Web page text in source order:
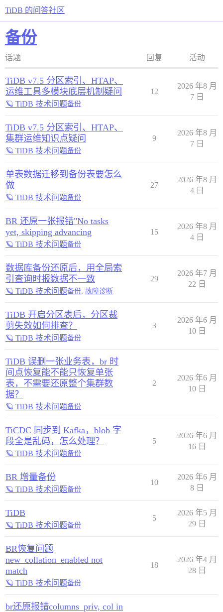
TiDB 的问答社区
备份
话题 回复 活动
TiDB v7.5 分区索引、HTAP、
运维工具多模块底层机制疑问
🪐 TiDB 技术问题备份
12
2026 年8 月
7 日
TiDB v7.5 分区索引、HTAP、
集群运维知识点疑问
🪐 TiDB 技术问题备份
9
2026 年8 月
7 日
单表数据迁移到备份表要怎么
做
🪐 TiDB 技术问题备份
27
2026 年8 月
4 日
BR 还原一张报错"No tasks
yet, skipping advancing
🪐 TiDB 技术问题备份
15
2026 年8 月
4 日
数据库备份还原后，用全局索
引查询时报数据不一致
🪐 TiDB 技术问题备份 故障诊断
29
2026 年7 月
22 日
TiDB 开启分区表后，分区裁
剪失效如何排查？
🪐 TiDB 技术问题备份
3
2026 年6 月
10 日
TiDB 误删一张业务表，br 时
间点恢复能不能只恢复单张
表，不需要还原整个集群数
据？
🪐 TiDB 技术问题备份
2
2026 年6 月
10 日
TiCDC 同步到 Kafka，blob 字
段全是乱码，怎么处理？
🪐 TiDB 技术问题备份
5
2026 年6 月
16 日
BR 增量备份
🪐 TiDB 技术问题备份
10
2026 年6 月
8 日
TiDB
🪐 TiDB 技术问题备份
5
2026 年5 月
29 日
BR恢复问题
new_collation_enabled not
match
🪐 TiDB 技术问题备份
18
2026 年4 月
28 日
br还原报错columns_priv, col in